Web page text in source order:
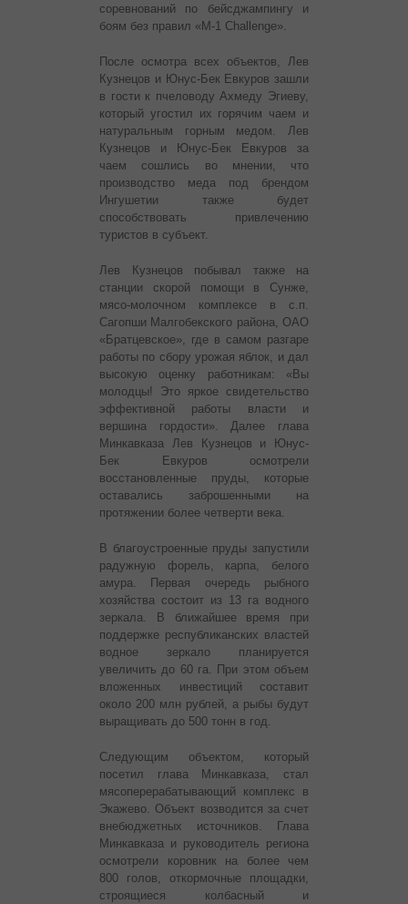
соревнований по бейсджампингу и
боям без правил «M-1 Сhallenge».
После осмотра всех объектов, Лев
Кузнецов и Юнус-Бек Евкуров зашли
в гости к пчеловоду Ахмеду Эгиеву,
который угостил их горячим чаем и
натуральным горным медом. Лев
Кузнецов и Юнус-Бек Евкуров за
чаем сошлись во мнении, что
производство меда под брендом
Ингушетии также будет
способствовать привлечению
туристов в субъект.
Лев Кузнецов побывал также на
станции скорой помощи в Сунже,
мясо-молочном комплексе в с.п.
Сагопши Малгобекского района, ОАО
«Братцевское», где в самом разгаре
работы по сбору урожая яблок, и дал
высокую оценку работникам: «Вы
молодцы! Это яркое свидетельство
эффективной работы власти и
вершина гордости». Далее глава
Минкавказа Лев Кузнецов и Юнус-
Бек Евкуров осмотрели
восстановленные пруды, которые
оставались заброшенными на
протяжении более четверти века.
В благоустроенные пруды запустили
радужную форель, карпа, белого
амура. Первая очередь рыбного
хозяйства состоит из 13 га водного
зеркала. В ближайшее время при
поддержке республиканских властей
водное зеркало планируется
увеличить до 60 га. При этом объем
вложенных инвестиций составит
около 200 млн рублей, а рыбы будут
выращивать до 500 тонн в год.
Следующим объектом, который
посетил глава Минкавказа, стал
мясоперерабатывающий комплекс в
Экажево. Объект возводится за счет
внебюджетных источников. Глава
Минкавказа и руководитель региона
осмотрели коровник на более чем
800 голов, откормочные площадки,
строящиеся колбасный и